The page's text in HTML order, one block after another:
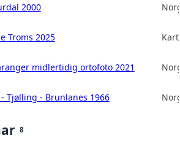
2000
Troms 2025
midlertidig ortofoto 2021
Tjølling - Brunlanes 1966
8